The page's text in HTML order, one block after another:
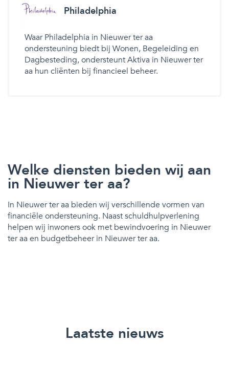
Philadelphia
Waar Philadelphia in Nieuwer ter aa
ondersteuning biedt bij Wonen, Begeleiding en
Dagbesteding, ondersteunt Aktiva in Nieuwer ter
aa hun cliënten bij financieel beheer.
Welke diensten bieden wij aan
in Nieuwer ter aa?
In Nieuwer ter aa bieden wij verschillende vormen van
financiële ondersteuning. Naast schuldhulpverlening
helpen wij inwoners ook met bewindvoering in Nieuwer
ter aa en budgetbeheer in Nieuwer ter aa.
Laatste nieuws